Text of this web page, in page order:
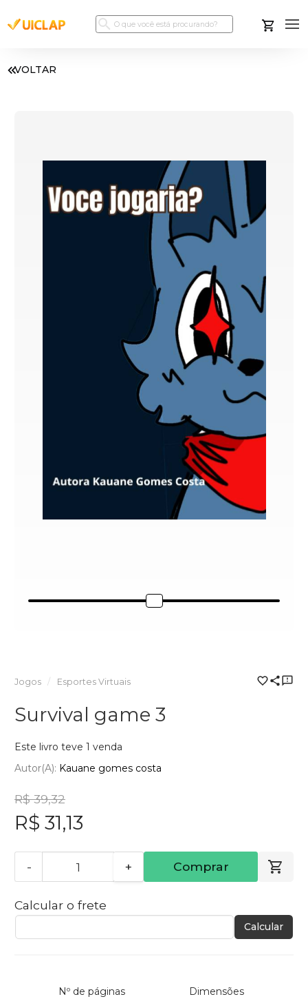
VOLTAR
Jogos Esportes Virtuais
Survival game 3
Este livro teve 1 venda
Autor(a): Kauane gomes costa
R$ 39,32
R$ 31,13
- + Comprar
Calcular o frete
Calcular
Nº de páginas Dimensões